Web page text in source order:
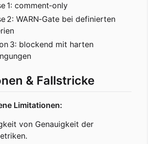
1: comment‑only
2: WARN‑Gate bei definierten
3: blockend mit harten
& Fallstricke
Limitationen:
von Genauigkeit der